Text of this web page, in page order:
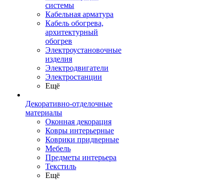
системы
Кабельная арматура
Кабель обогрева,
архитектурный
обогрев
Электроустановочные
изделия
Электродвигатели
Электростанции
Ещё
Декоративно-отделочные
материалы
Оконная декорация
Ковры интерьерные
Коврики придверные
Мебель
Предметы интерьера
Текстиль
Ещё